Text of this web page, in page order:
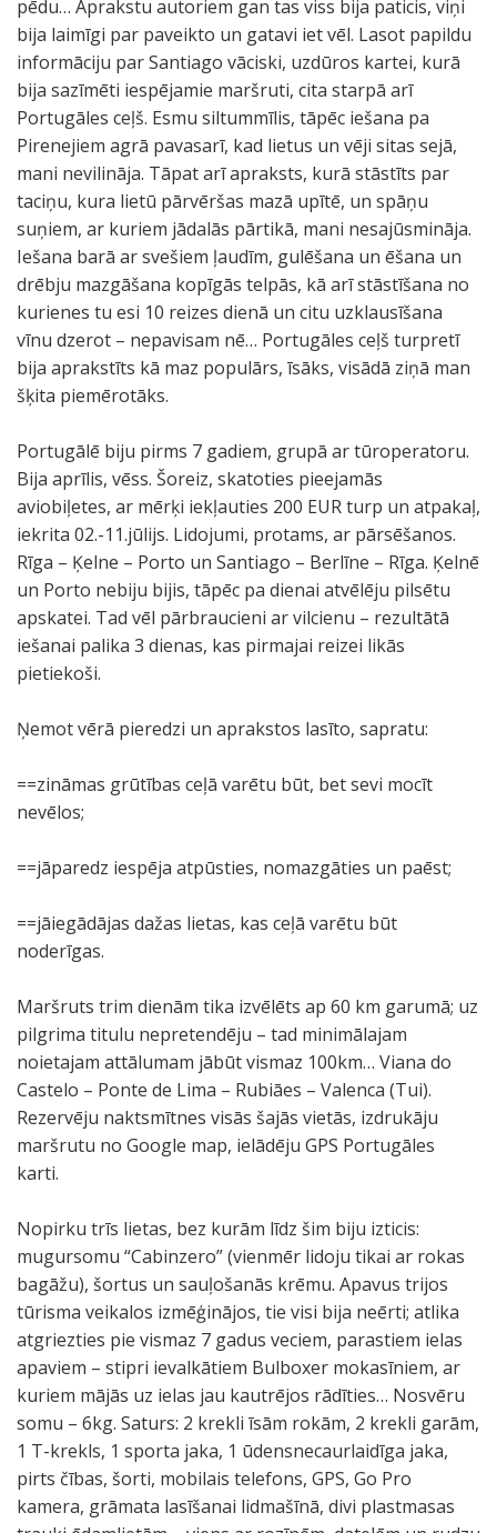
pēdu… Aprakstu autoriem gan tas viss bija paticis, viņi
bija laimīgi par paveikto un gatavi iet vēl. Lasot papildu
informāciju par Santiago vāciski, uzdūros kartei, kurā
bija sazīmēti iespējamie maršruti, cita starpā arī
Portugāles ceļš. Esmu siltummīlis, tāpēc iešana pa
Pirenejiem agrā pavasarī, kad lietus un vēji sitas sejā,
mani nevilināja. Tāpat arī apraksts, kurā stāstīts par
taciņu, kura lietū pārvēršas mazā upītē, un spāņu
suņiem, ar kuriem jādalās pārtikā, mani nesajūsmināja.
Iešana barā ar svešiem ļaudīm, gulēšana un ēšana un
drēbju mazgāšana kopīgās telpās, kā arī stāstīšana no
kurienes tu esi 10 reizes dienā un citu uzklausīšana
vīnu dzerot – nepavisam nē… Portugāles ceļš turpretī
bija aprakstīts kā maz populārs, īsāks, visādā ziņā man
šķita piemērotāks.
Portugālē biju pirms 7 gadiem, grupā ar tūroperatoru.
Bija aprīlis, vēss. Šoreiz, skatoties pieejamās
aviobiļetes, ar mērķi iekļauties 200 EUR turp un atpakaļ,
iekrita 02.-11.jūlijs. Lidojumi, protams, ar pārsēšanos.
Rīga – Ķelne – Porto un Santiago – Berlīne – Rīga. Ķelnē
un Porto nebiju bijis, tāpēc pa dienai atvēlēju pilsētu
apskatei. Tad vēl pārbraucieni ar vilcienu – rezultātā
iešanai palika 3 dienas, kas pirmajai reizei likās
pietiekoši.
Ņemot vērā pieredzi un aprakstos lasīto, sapratu:
==zināmas grūtības ceļā varētu būt, bet sevi mocīt
nevēlos;
==jāparedz iespēja atpūsties, nomazgāties un paēst;
==jāiegādājas dažas lietas, kas ceļā varētu būt
noderīgas.
Maršruts trim dienām tika izvēlēts ap 60 km garumā; uz
pilgrima titulu nepretendēju – tad minimālajam
noietajam attālumam jābūt vismaz 100km… Viana do
Castelo – Ponte de Lima – Rubiāes – Valenca (Tui).
Rezervēju naktsmītnes visās šajās vietās, izdrukāju
maršrutu no Google map, ielādēju GPS Portugāles
karti.
Nopirku trīs lietas, bez kurām līdz šim biju izticis:
mugursomu “Cabinzero” (vienmēr lidoju tikai ar rokas
bagāžu), šortus un sauļošanās krēmu. Apavus trijos
tūrisma veikalos izmēģinājos, tie visi bija neērti; atlika
atgriezties pie vismaz 7 gadus veciem, parastiem ielas
apaviem – stipri ievalkātiem Bulboxer mokasīniem, ar
kuriem mājās uz ielas jau kautrējos rādīties… Nosvēru
somu – 6kg. Saturs: 2 krekli īsām rokām, 2 krekli garām,
1 T-krekls, 1 sporta jaka, 1 ūdensnecaurlaidīga jaka,
pirts čības, šorti, mobilais telefons, GPS, Go Pro
kamera, grāmata lasīšanai lidmašīnā, divi plastmasas